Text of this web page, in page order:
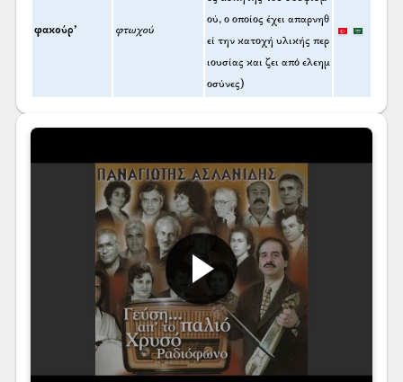
φακούρ’ φτωχού
ού, ο οποίος έχει απαρνηθ
εί την κατοχή υλικής περ
ιουσίας και ζει από ελεημ
οσύνες)